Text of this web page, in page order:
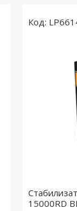
15000RD